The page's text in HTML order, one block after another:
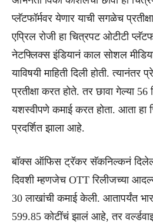
प्लॅटफॉर्मवर येणार याची सगळेच
एप्रिल रोजी हा चित्रपट ओटीटी
नेटफ्लिक्स इंडियानं काल सोशल
याविषयी माहिती दिली होती.
प्रतीक्षा करत होते. तर छावा गेल्या
यशस्वीपणे कमाई करत होता. आता
प्रदर्शित झाला आहे.
बॉक्स ऑफिस ट्रॅकर सॅकनिल्कनं
दिवशी म्हणजेच OTT रिलीजच्या
30 लाखांची कमाई केली. आतापर्यंत
599.85 कोटींचं झालं आहे, तर